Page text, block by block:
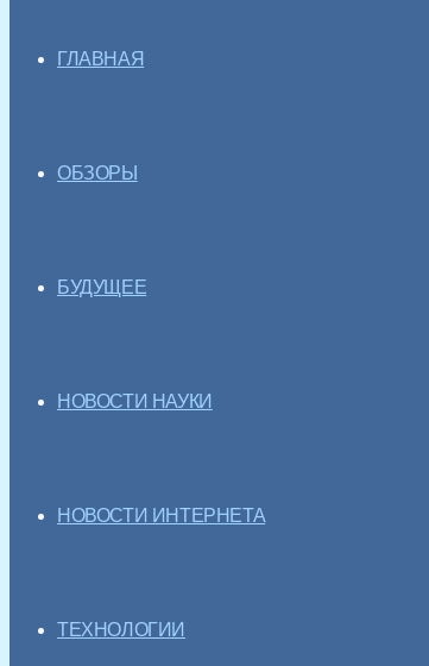
ГЛАВНАЯ
ОБЗОРЫ
БУДУЩЕЕ
НОВОСТИ НАУКИ
НОВОСТИ ИНТЕРНЕТА
ТЕХНОЛОГИИ